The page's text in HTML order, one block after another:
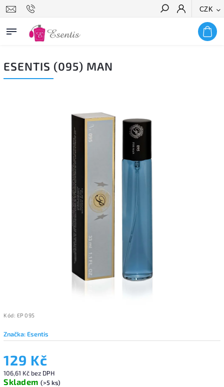
CZK
Hledat
ESENTIS (095) MAN
Kód: EP 095
Značka:Esentis
129 Kč
106,61 Kč bez DPH
Skladem (>5 ks)